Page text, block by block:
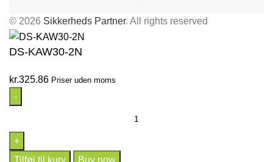
© 2026 Sikkerheds Partner. All rights reserved
DS-KAW30-2N
kr.325.86 Priser uden moms
Tilføj til kurv Buy now